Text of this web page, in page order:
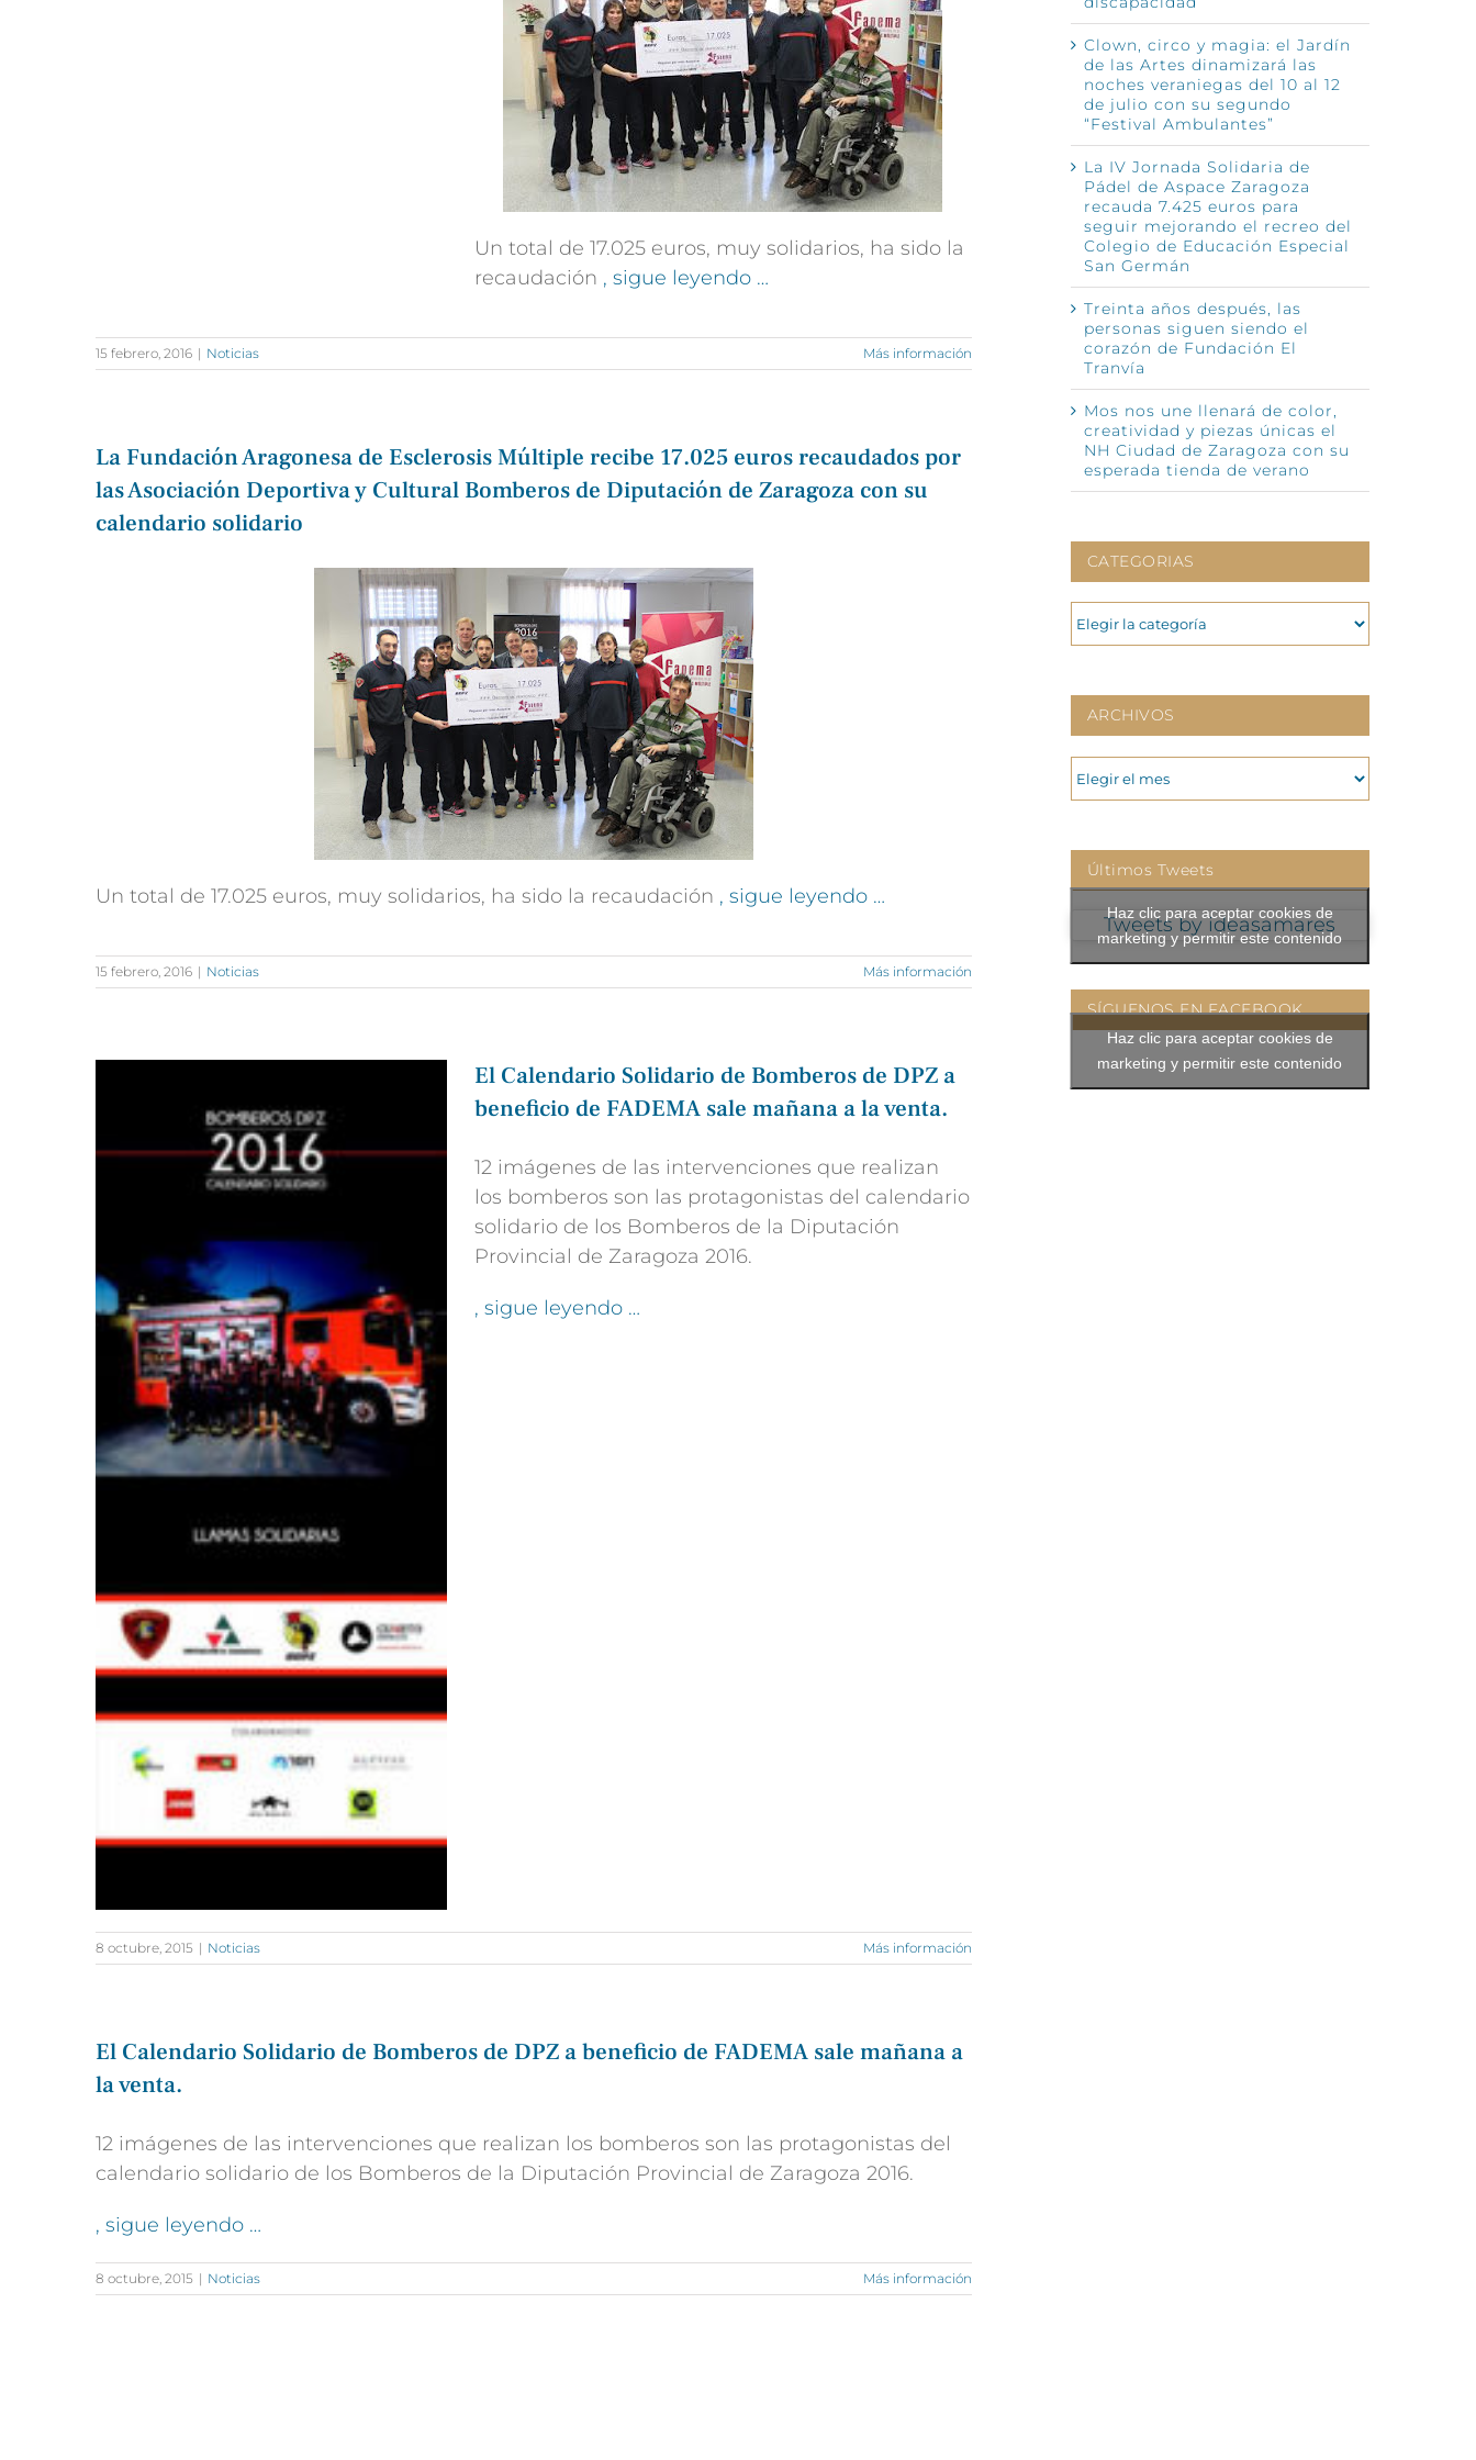
Un total de 17.025 euros, muy solidarios, ha sido la
recaudación , sigue leyendo …
15 febrero, 2016 | Noticias Más información
La Fundación Aragonesa de Esclerosis Múltiple recibe 17.025 euros recaudados por
las Asociación Deportiva y Cultural Bomberos de Diputación de Zaragoza con su
calendario solidario
Un total de 17.025 euros, muy solidarios, ha sido la recaudación , sigue leyendo …
15 febrero, 2016 | Noticias Más información
El Calendario Solidario de Bomberos de DPZ a
beneficio de FADEMA sale mañana a la venta.
12 imágenes de las intervenciones que realizan
los bomberos son las protagonistas del calendario
solidario de los Bomberos de la Diputación
Provincial de Zaragoza 2016.
, sigue leyendo …
8 octubre, 2015 | Noticias Más información
El Calendario Solidario de Bomberos de DPZ a beneficio de FADEMA sale mañana a
la venta.
12 imágenes de las intervenciones que realizan los bomberos son las protagonistas del
calendario solidario de los Bomberos de la Diputación Provincial de Zaragoza 2016.
, sigue leyendo …
8 octubre, 2015 | Noticias Más información
Clown, circo y magia: el Jardín
de las Artes dinamizará las
noches veraniegas del 10 al 12
de julio con su segundo
“Festival Ambulantes”
La IV Jornada Solidaria de
Pádel de Aspace Zaragoza
recauda 7.425 euros para
seguir mejorando el recreo del
Colegio de Educación Especial
San Germán
Treinta años después, las
personas siguen siendo el
corazón de Fundación El
Tranvía
Mos nos une llenará de color,
creatividad y piezas únicas el
NH Ciudad de Zaragoza con su
esperada tienda de verano
CATEGORIAS
CATEGORIAS
ARCHIVOS
ARCHIVOS
Últimos Tweets
Tweets by ideasamares
Haz clic para aceptar cookies de
marketing y permitir este contenido
SÍGUENOS EN FACEBOOK
Haz clic para aceptar cookies de
marketing y permitir este contenido